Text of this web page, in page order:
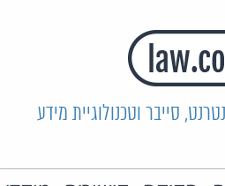
סייבר וטכנולוגיית מידע